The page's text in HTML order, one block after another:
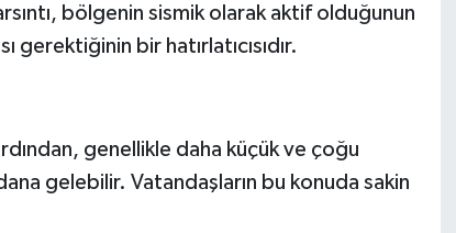
bölgenin sismik olarak aktif olduğunun
gerektiğinin bir hatırlatıcısıdır.
genellikle daha küçük ve çoğu
gelebilir. Vatandaşların bu konuda sakin